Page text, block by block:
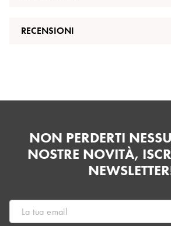
RECENSIONI
NON PERDERTI
NOSTRE NOVITÀ,